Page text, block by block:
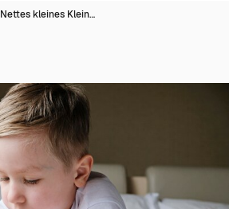
Nettes kleines Klein…